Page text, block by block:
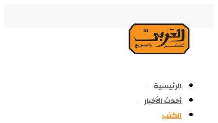
الرئيسية
أحدث الأخبار
الكتب